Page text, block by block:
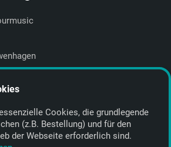
Cookies, die grund­legende
(z.B. Bestellung) und für den
der Webseite erforderlich sind.